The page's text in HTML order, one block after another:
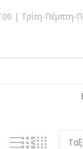
| Τρίτη-